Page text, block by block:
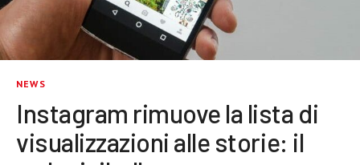
NEWS
Instagram rimuove la lista di
visualizzazioni alle storie: il